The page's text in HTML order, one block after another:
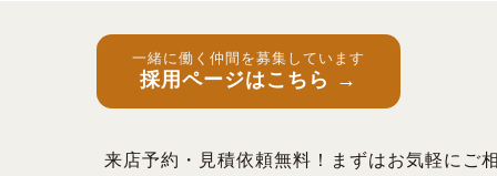
一緒に働く仲間を募集しています
採用ページはこちら →
来店予約・見積依頼無料！まずはお気軽にご